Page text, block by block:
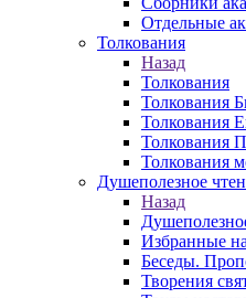
Отдельные
Толкования
Назад
Толкования
Толкования
Толкования
Толкования
Толкования
Душеполезное
Назад
Избранные
Беседы.
Творения